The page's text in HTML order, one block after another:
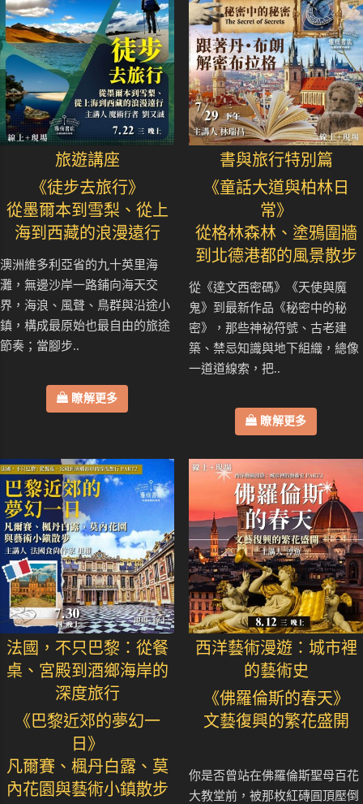
旅遊講座
《徒步去旅行》
從墨爾本到雪梨、從上
海到西藏的浪漫遠行
澳洲維多利亞省的九十英里海
灘，無邊沙岸一路鋪向海天交
界，海浪、風聲、鳥群與沿途小
鎮，構成最原始也最自由的旅途
節奏；當腳步..
瞭解更多
書與旅行特別篇
《童話大道與柏林日
常》
從格林森林、塗鴉圍牆
到北德港都的風景散步
從《達文西密碼》《天使與魔
鬼》到最新作品《秘密中的秘
密》，那些神祕符號、古老建
築、禁忌知識與地下組織，總像
一道道線索，把..
瞭解更多
法國，不只巴黎：從餐
桌、宮殿到酒鄉海岸的
深度旅行
《巴黎近郊的夢幻一
日》
凡爾賽、楓丹白露、莫
內花園與藝術小鎮散步
西洋藝術漫遊：城市裡
的藝術史
《佛羅倫斯的春天》
文藝復興的繁花盛開
你是否曾站在佛羅倫斯聖母百花
大教堂前，被那枚紅磚圓頂壓倒